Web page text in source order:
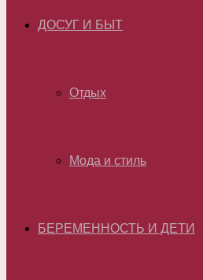
ДОСУГ И БЫТ
Отдых
Мода и стиль
БЕРЕМЕННОСТЬ И ДЕТИ